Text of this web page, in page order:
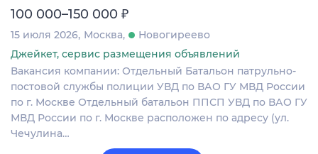
100 000–150 000 ₽
15 июля 2026 Москва
Новогиреево
Джейкет, сервис размещения объявлений
Вакансия компании: Отдельный Батальон патрульно-
постовой службы полиции УВД по ВАО ГУ МВД России
по г. Москве Отдельный батальон ППСП УВД по ВАО ГУ
МВД России по г. Москве расположен по адресу (ул.
Чечулина…